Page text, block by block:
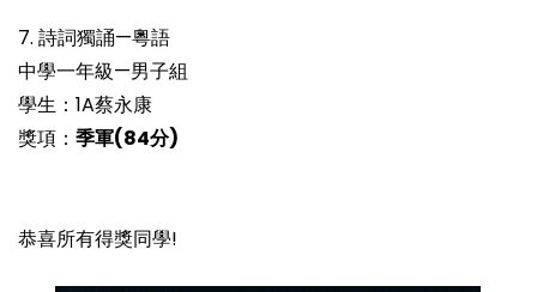
7. 詩詞獨誦—粵語
中學一年級—男子組
學生：1A蔡永康
獎項： 季軍(84分)
恭喜所有得獎同學!